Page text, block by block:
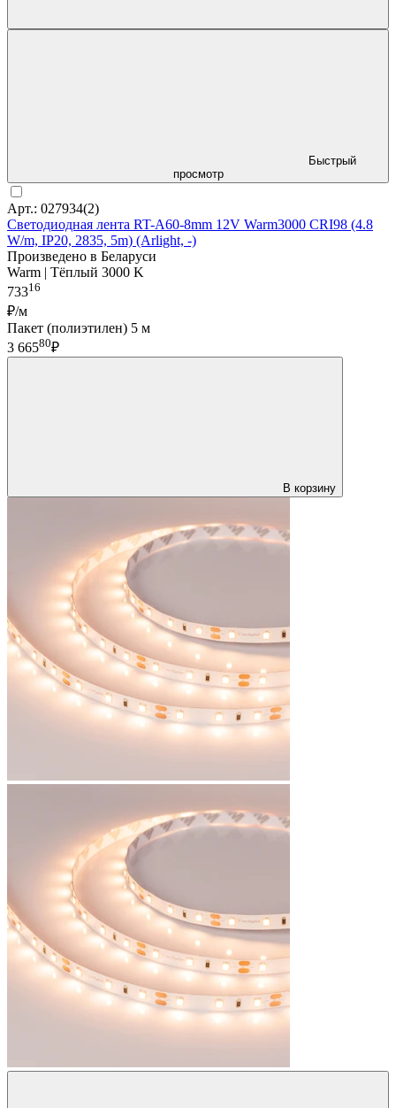
Быстрый
просмотр
Арт.: 027934(2)
Светодиодная лента RT-A60-8mm 12V Warm3000 CRI98 (4.8
W/m, IP20, 2835, 5m) (Arlight, -)
Произведено в Беларуси
Warm | Тёплый 3000 K
73316
₽/м
Пакет (полиэтилен) 5 м
3 66580₽
В корзину